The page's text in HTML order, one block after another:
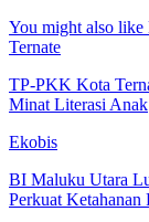
You might also like
Ternate
TP-PKK Kota
Minat Literasi Anak
Ekobis
BI Maluku Utara
Perkuat